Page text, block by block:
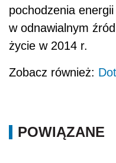
pochodzenia
w odnawialnym
życie w 2014 r.
Zobacz również:
POWIĄZANE